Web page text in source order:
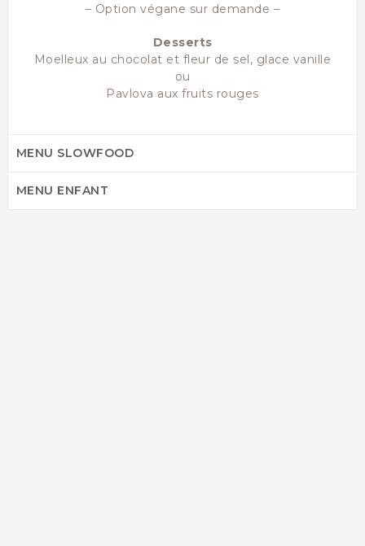
– Option végane sur demande –
Desserts
Moelleux au chocolat et fleur de sel, glace vanille
ou
Pavlova aux fruits rouges
MENU SLOWFOOD
MENU ENFANT